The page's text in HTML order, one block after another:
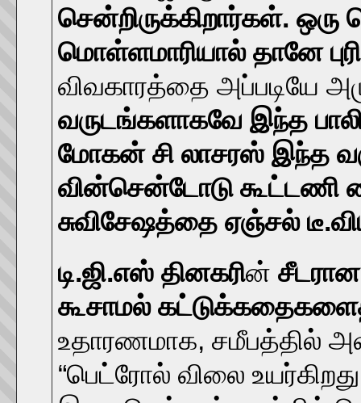
சென்றிருக்கிறார்கள். ஒரு
மொள்ளமாரியால் தானே
விவகாரத்தை அப்படியே
வருடங்களாகவே இந்த
மோகன் சி லாசரஸ் இந்த
வின்சென்டோடு கூட்டணி
சுவிசேஷத்தை ஏஞ்சல்
டி.ஜி.எஸ் தினகரின்
கூசாமல்
உதாரணமாக, சமீபத்தில்
“பெட்ரோல் விலை